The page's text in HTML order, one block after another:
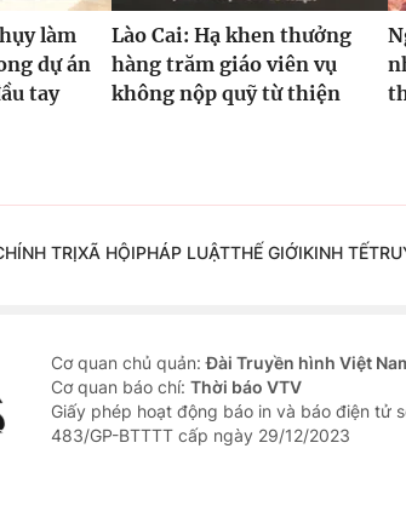
làm
dự án
tay
Lào Cai: Hạ khen thưởng
hàng trăm giáo viên vụ
không nộp quỹ từ thiện
TRỊXÃ HỘIPHÁP LUẬTTHẾ GIỚIKINH TẾ
Cơ quan chủ quản:Đài Truyền hình Việt
Cơ quan báo chí: Thời báo VTV
Giấy phép hoạt động báo in và báo điện tử
483/GP-BTTTT cấp ngày 29/12/2023